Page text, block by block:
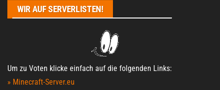
WIR AUF SERVERLISTEN!
Um zu Voten klicke einfach auf die folgenden Links:
» Minecraft-Server.eu